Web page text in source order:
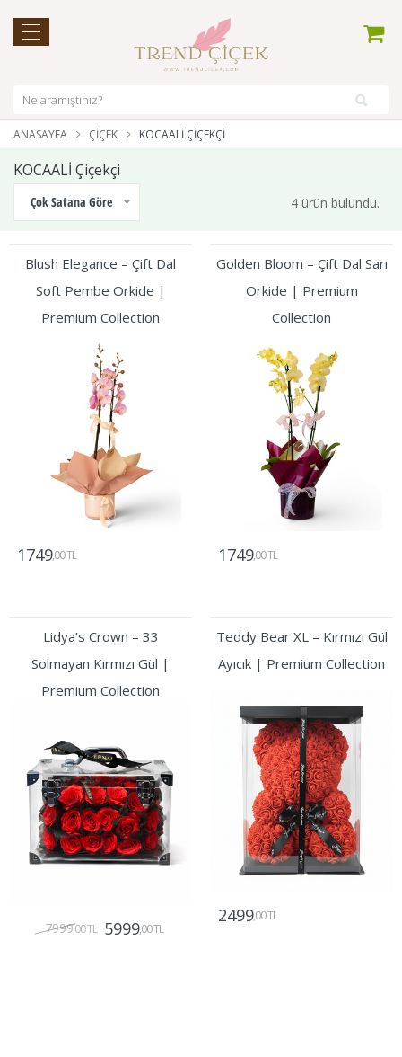
ANASAYFA ÇIÇEK KOCAALİ ÇIÇEKÇI
KOCAALİ Çiçekçi
Çok Satana Göre 4 ürün bulundu.
Blush Elegance – Çift Dal
Soft Pembe Orkide |
Premium Collection
1749,00 TL
Golden Bloom – Çift Dal Sarı
Orkide | Premium
Collection
1749,00 TL
Lidya’s Crown – 33
Solmayan Kırmızı Gül |
Premium Collection
7999,00 TL 5999,00 TL
Teddy Bear XL – Kırmızı Gül
Ayıcık | Premium Collection
2499,00 TL